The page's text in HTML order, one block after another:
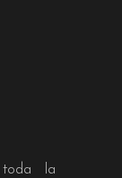
toda la